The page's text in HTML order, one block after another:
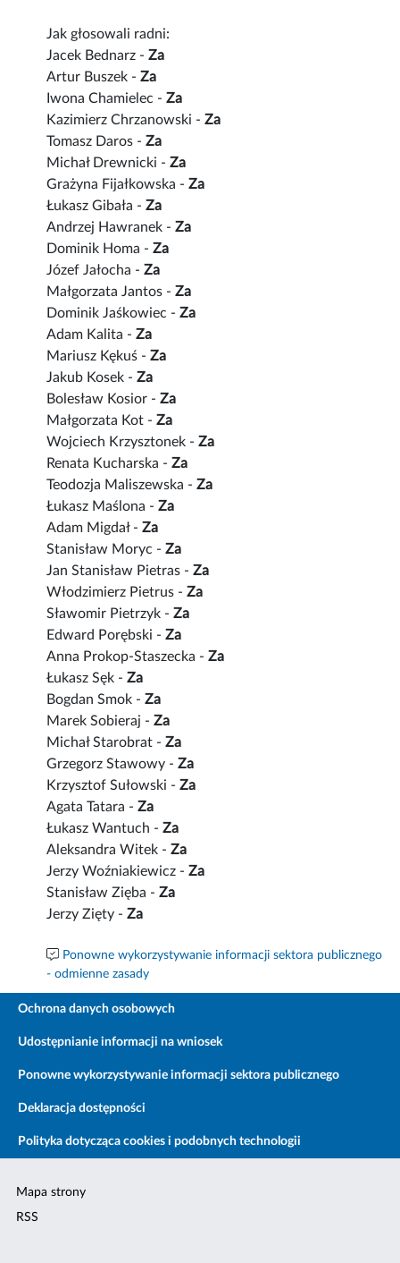
Jak głosowali radni:
Jacek Bednarz -Za
Artur Buszek -Za
Iwona Chamielec -Za
Kazimierz Chrzanowski -Za
Tomasz Daros -Za
Michał Drewnicki -Za
Grażyna Fijałkowska -Za
Łukasz Gibała -Za
Andrzej Hawranek -Za
Dominik Homa -Za
Józef Jałocha -Za
Małgorzata Jantos -Za
Dominik Jaśkowiec -Za
Adam Kalita -Za
Mariusz Kękuś -Za
Jakub Kosek -Za
Bolesław Kosior -Za
Małgorzata Kot -Za
Wojciech Krzysztonek -Za
Renata Kucharska -Za
Teodozja Maliszewska -Za
Łukasz Maślona -Za
Adam Migdał -Za
Stanisław Moryc -Za
Jan Stanisław Pietras -Za
Włodzimierz Pietrus -Za
Sławomir Pietrzyk -Za
Edward Porębski -Za
Anna Prokop-Staszecka -Za
Łukasz Sęk -Za
Bogdan Smok -Za
Marek Sobieraj -Za
Michał Starobrat -Za
Grzegorz Stawowy -Za
Krzysztof Sułowski -Za
Agata Tatara -Za
Łukasz Wantuch -Za
Aleksandra Witek -Za
Jerzy Woźniakiewicz -Za
Stanisław Zięba -Za
Jerzy Zięty -Za
Ponowne wykorzystywanie informacji sektora publicznego
- odmienne zasady
Ochrona danych osobowych
Udostępnianie informacji na wniosek
Ponowne wykorzystywanie informacji sektora publicznego
Deklaracja dostępności
Polityka dotycząca cookies i podobnych technologii
Mapa strony
RSS